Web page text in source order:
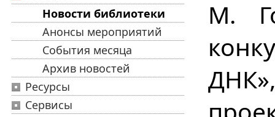
Новости библиотеки
Анонсы мероприятий
События месяца
Архив новостей
Ресурсы
Сервисы
М.